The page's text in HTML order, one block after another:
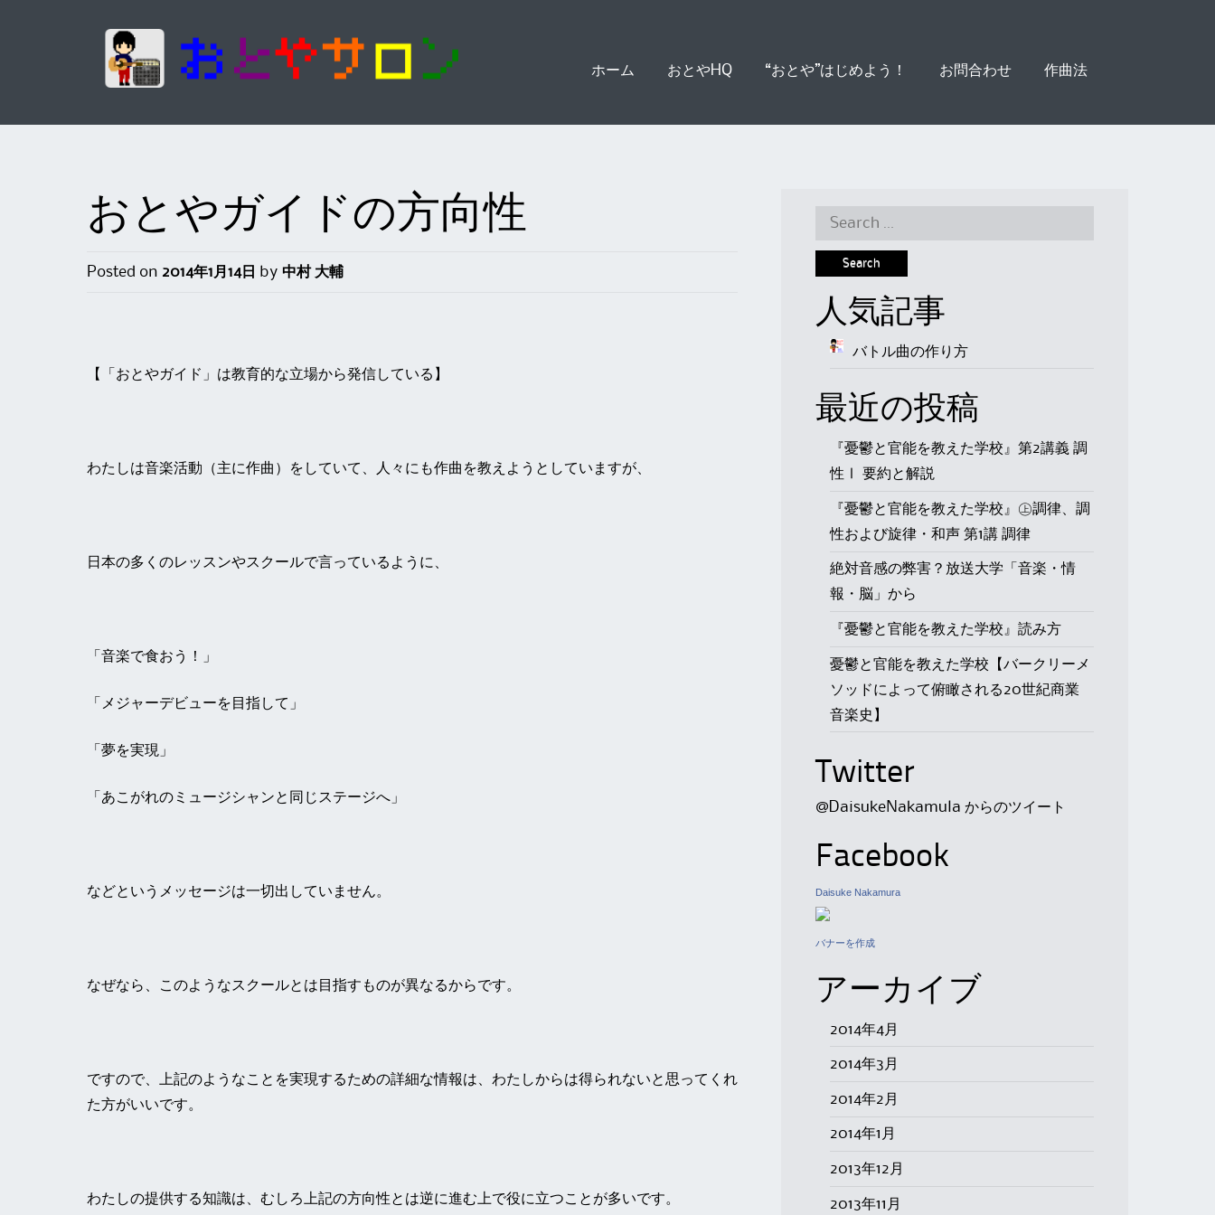
ホーム おとやHQ “おとや”はじめよう！ お問合わせ 作曲法
おとやガイドの方向性
Posted on 2014年1月14日 by 中村 大輔
【「おとやガイド」は教育的な立場から発信している】
わたしは音楽活動（主に作曲）をしていて、人々にも作曲を教えようとしていますが、
日本の多くのレッスンやスクールで言っているように、
「音楽で食おう！」
「メジャーデビューを目指して」
「夢を実現」
「あこがれのミュージシャンと同じステージへ」
などというメッセージは一切出していません。
なぜなら、このようなスクールとは目指すものが異なるからです。
ですので、上記のようなことを実現するための詳細な情報は、わたしからは得られないと思ってくれ
た方がいいです。
わたしの提供する知識は、むしろ上記の方向性とは逆に進む上で役に立つことが多いです。
Search
人気記事
バトル曲の作り方
最近の投稿
『憂鬱と官能を教えた学校』第2講義 調
性Ⅰ 要約と解説
『憂鬱と官能を教えた学校』㊤調律、調
性および旋律・和声 第1講 調律
絶対音感の弊害？放送大学「音楽・情
報・脳」から
『憂鬱と官能を教えた学校』読み方
憂鬱と官能を教えた学校【バークリーメ
ソッドによって俯瞰される20世紀商業
音楽史】
Twitter
@DaisukeNakamula からのツイート
Facebook
Daisuke Nakamura
バナーを作成
アーカイブ
2014年4月
2014年3月
2014年2月
2014年1月
2013年12月
2013年11月